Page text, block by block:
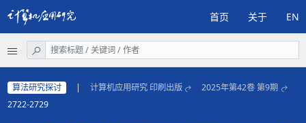
首页 关于 EN
算法研究探讨 | 计算机应用研究 印刷出版
2025年第42卷 第9期
2722-2729